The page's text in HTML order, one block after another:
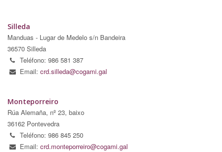
Silleda
Manduas - Lugar de Medelo s/n Bandeira
36570 Silleda
Teléfono: 986 581 387
Email: crd.silleda@cogami.gal
Monteporreiro
Rúa Alemaña, nº 23, baixo
36162 Pontevedra
Teléfono: 986 845 250
Email: crd.monteporreiro@cogami.gal